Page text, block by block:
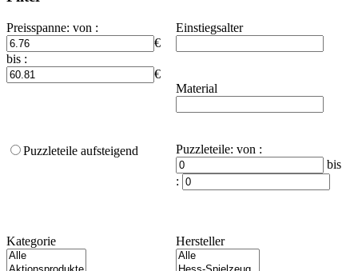
Preisspanne: von :
€
bis :
€
Einstiegsalter
Material
Puzzleteile aufsteigend Puzzleteile: von :
bis
:
Kategorie Hersteller